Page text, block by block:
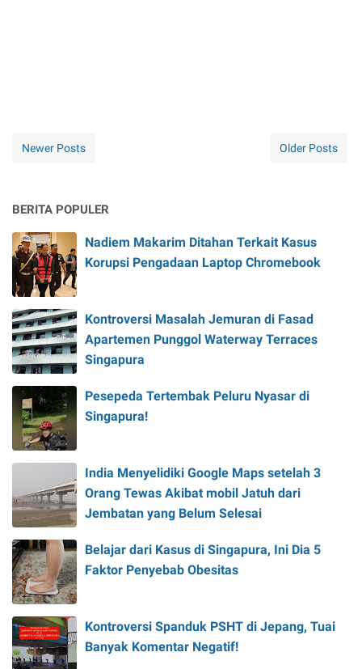
Newer Posts Older Posts
BERITA POPULER
Nadiem Makarim Ditahan Terkait Kasus
Korupsi Pengadaan Laptop Chromebook
Kontroversi Masalah Jemuran di Fasad
Apartemen Punggol Waterway Terraces
Singapura
Pesepeda Tertembak Peluru Nyasar di
Singapura!
India Menyelidiki Google Maps setelah 3
Orang Tewas Akibat mobil Jatuh dari
Jembatan yang Belum Selesai
Belajar dari Kasus di Singapura, Ini Dia 5
Faktor Penyebab Obesitas
Kontroversi Spanduk PSHT di Jepang, Tuai
Banyak Komentar Negatif!